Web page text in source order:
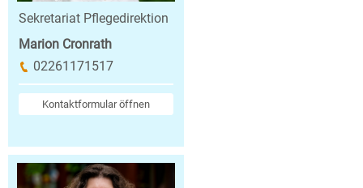
Sekretariat Pflegedirektion
Marion Cronrath
02261171517
Kontaktformular öffnen